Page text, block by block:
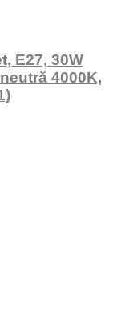
E27, 30W
4000K,